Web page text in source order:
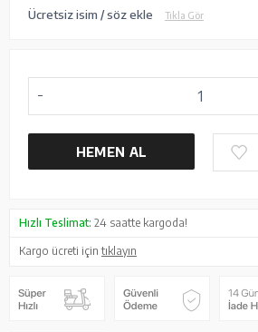
Ücretsiz isim / söz ekle Tıkla Gör
HEMEN AL
Hızlı Teslimat: 24 saatte kargoda!
Kargo ücreti içintıklayın